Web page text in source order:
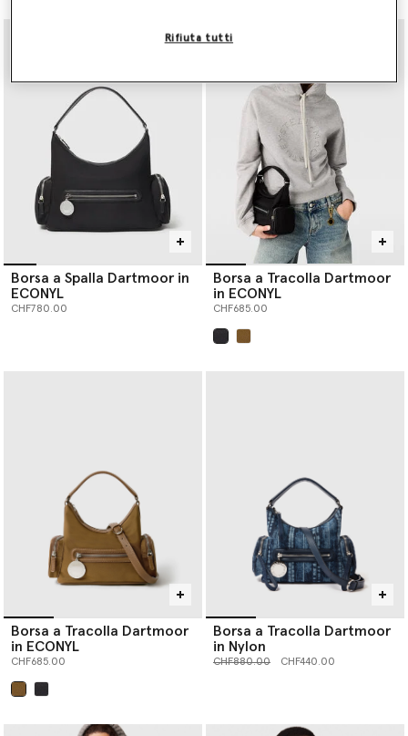
Borsa a Spalla Dartmoor in
ECONYL
CHF780.00
Borsa a Tracolla Dartmoor
in ECONYL
CHF685.00
Borsa a Tracolla Dartmoor
in ECONYL
CHF685.00
Borsa a Tracolla Dartmoor
in Nylon
Prezzo ridotto da
CHF880.00a CHF440.00
Rifiuta tutti